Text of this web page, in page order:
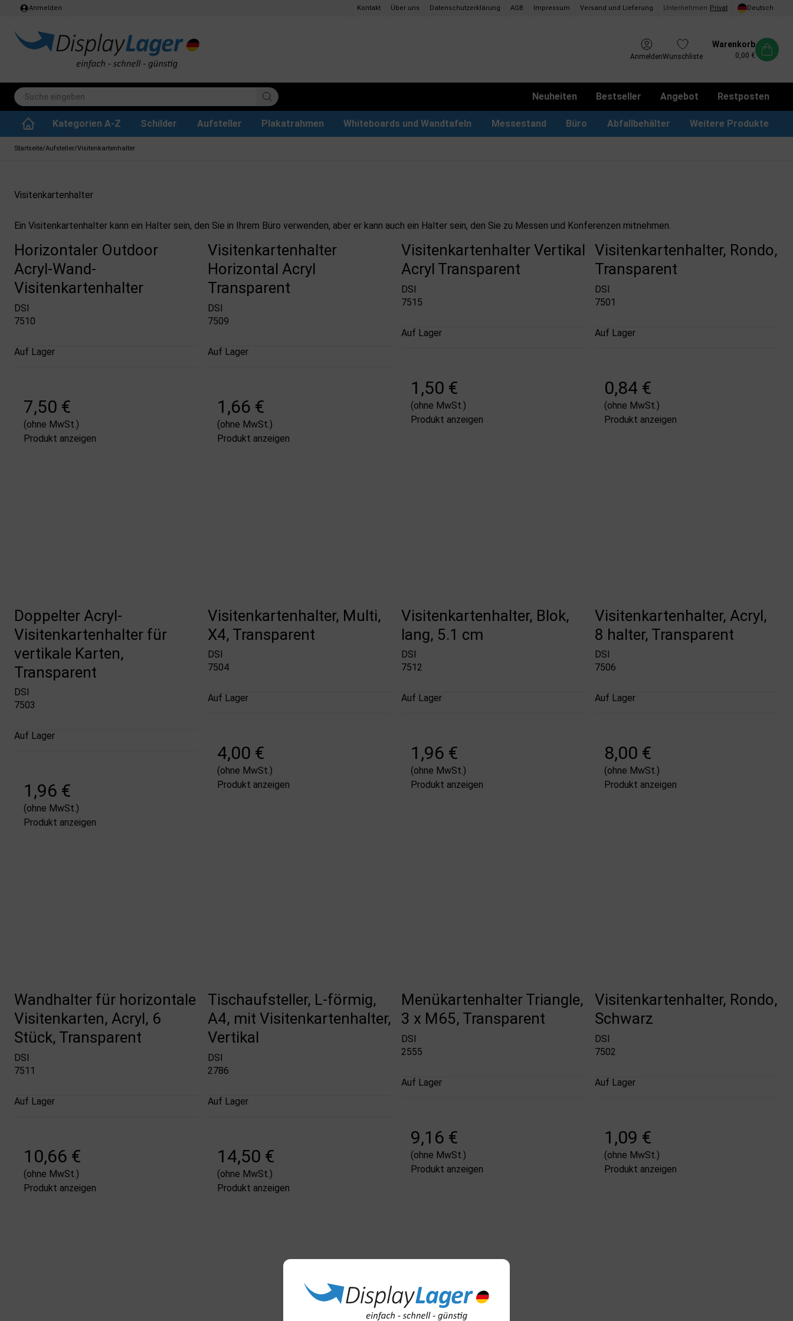
Anmelden Kontakt Über uns Datenschutzerklärung AGB Impressum Versand und Lieferung Unternehmen Privat Deutsch
AnmeldenWunschliste
Warenkorb
0,00 €
Neuheiten Bestseller Angebot Restposten
Kategorien A-Z Schilder Aufsteller Plakatrahmen Whiteboards und Wandtafeln Messestand Büro Abfallbehälter Weitere Produkte
Startseite/Aufsteller/Visitenkartenhalter
Visitenkartenhalter
Ein Visitenkartenhalter kann ein Halter sein, den Sie in Ihrem Büro verwenden, aber er kann auch ein Halter sein, den Sie zu Messen und Konferenzen mitnehmen.
Horizontaler Outdoor
Acryl-Wand-
Visitenkartenhalter
DSI
7510
Auf Lager
7,50 €
(ohne MwSt.)
Produkt anzeigen
Visitenkartenhalter
Horizontal Acryl
Transparent
DSI
7509
Auf Lager
1,66 €
(ohne MwSt.)
Produkt anzeigen
Visitenkartenhalter Vertikal
Acryl Transparent
DSI
7515
Auf Lager
1,50 €
(ohne MwSt.)
Produkt anzeigen
Visitenkartenhalter, Rondo,
Transparent
DSI
7501
Auf Lager
0,84 €
(ohne MwSt.)
Produkt anzeigen
Doppelter Acryl-
Visitenkartenhalter für
vertikale Karten,
Transparent
DSI
7503
Auf Lager
1,96 €
(ohne MwSt.)
Produkt anzeigen
Visitenkartenhalter, Multi,
X4, Transparent
DSI
7504
Auf Lager
4,00 €
(ohne MwSt.)
Produkt anzeigen
Visitenkartenhalter, Blok,
lang, 5.1 cm
DSI
7512
Auf Lager
1,96 €
(ohne MwSt.)
Produkt anzeigen
Visitenkartenhalter, Acryl,
8 halter, Transparent
DSI
7506
Auf Lager
8,00 €
(ohne MwSt.)
Produkt anzeigen
Wandhalter für horizontale
Visitenkarten, Acryl, 6
Stück, Transparent
DSI
7511
Auf Lager
10,66 €
(ohne MwSt.)
Produkt anzeigen
Tischaufsteller, L-förmig,
A4, mit Visitenkartenhalter,
Vertikal
DSI
2786
Auf Lager
14,50 €
(ohne MwSt.)
Produkt anzeigen
Menükartenhalter Triangle,
3 x M65, Transparent
DSI
2555
Auf Lager
9,16 €
(ohne MwSt.)
Produkt anzeigen
Visitenkartenhalter, Rondo,
Schwarz
DSI
7502
Auf Lager
1,09 €
(ohne MwSt.)
Produkt anzeigen